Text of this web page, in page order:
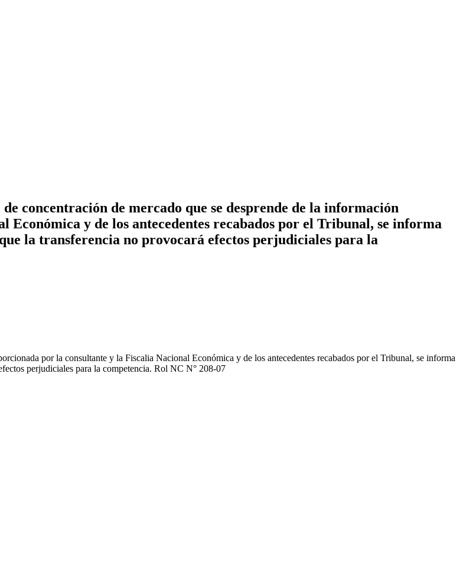
concentración de mercado que se desprende de la información
y de los antecedentes recabados por el Tribunal, se informa
la transferencia no provocará efectos perjudiciales para la
por la consultante y la Fiscalia Nacional Económica y de los antecedentes recabados por el Tribunal, se informa
perjudiciales para la competencia. Rol NC N° 208-07